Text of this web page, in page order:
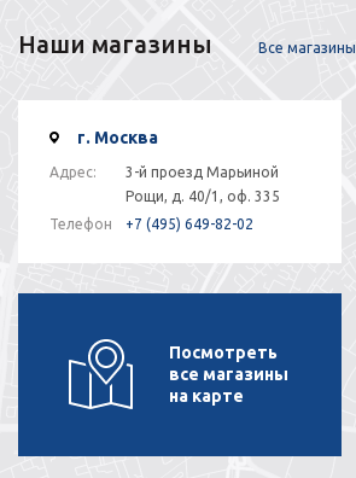
Наши магазины Все магазины
г. Москва
Адрес:
3-й проезд Марьиной
Рощи, д. 40/1, оф. 335
Телефон
+7 (495) 649-82-02
Посмотреть
все магазины
на карте